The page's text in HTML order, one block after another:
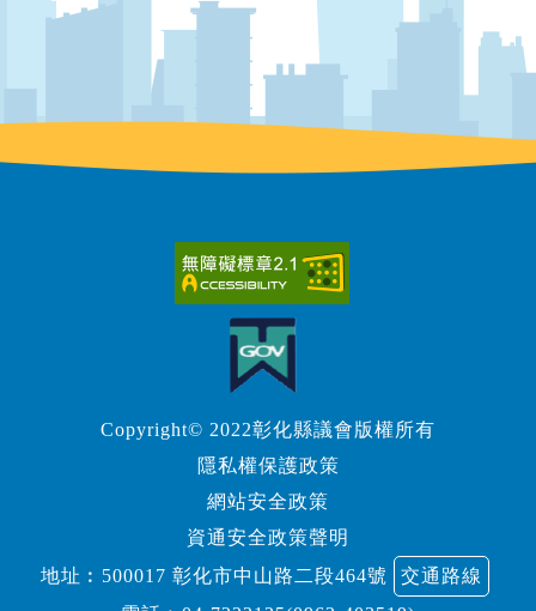
Copyright© 2022彰化縣議會版權所有
隱私權保護政策
網站安全政策
資通安全政策聲明
地址︰500017 彰化市中山路二段464號
交通路線